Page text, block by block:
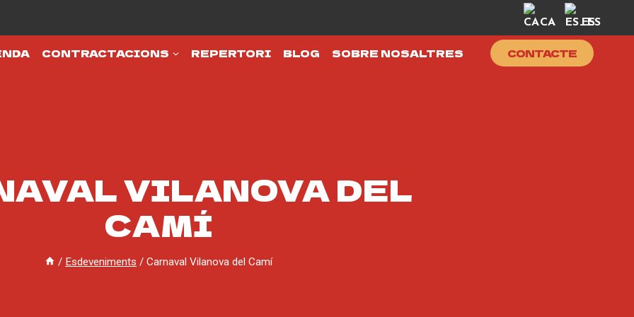
CA ES
CONTRACTACIONS REPERTORI BLOG SOBRE NOSALTRES CONTACTE
VILANOVA DEL
CAMÍ
/ Esdeveniments / Carnaval Vilanova del Camí